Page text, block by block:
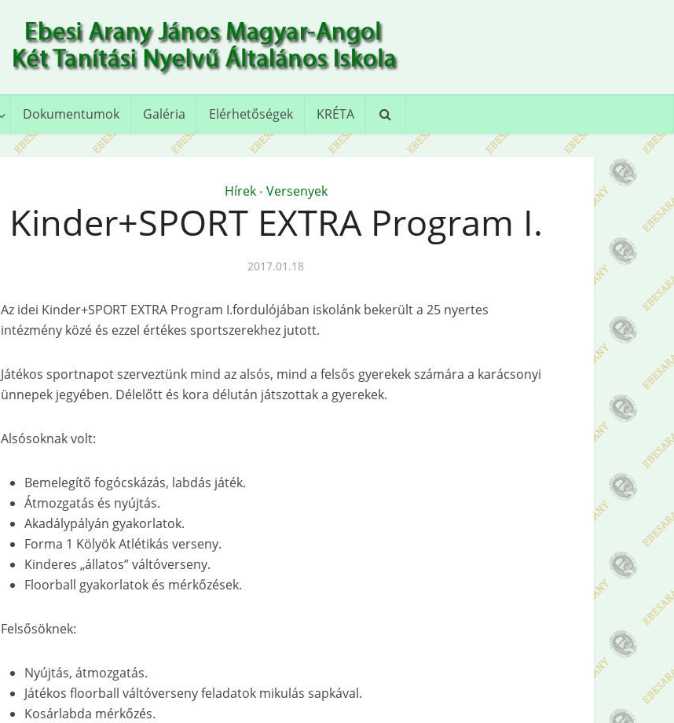
Dokumentumok Galéria Elérhetőségek KRÉTA
Hírek • Versenyek
Kinder+SPORT EXTRA Program I.
2017.01.18
Az idei Kinder+SPORT EXTRA Program I.fordulójában iskolánk bekerült a 25 nyertes
intézmény közé és ezzel értékes sportszerekhez jutott.
Játékos sportnapot szerveztünk mind az alsós, mind a felsős gyerekek számára a karácsonyi
ünnepek jegyében. Délelőtt és kora délután játszottak a gyerekek.
Alsósoknak volt:
Bemelegítő fogócskázás, labdás játék.
Átmozgatás és nyújtás.
Akadálypályán gyakorlatok.
Forma 1 Kölyök Atlétikás verseny.
Kinderes „állatos” váltóverseny.
Floorball gyakorlatok és mérkőzések.
Felsősöknek:
Nyújtás, átmozgatás.
Játékos floorball váltóverseny feladatok mikulás sapkával.
Kosárlabda mérkőzés.